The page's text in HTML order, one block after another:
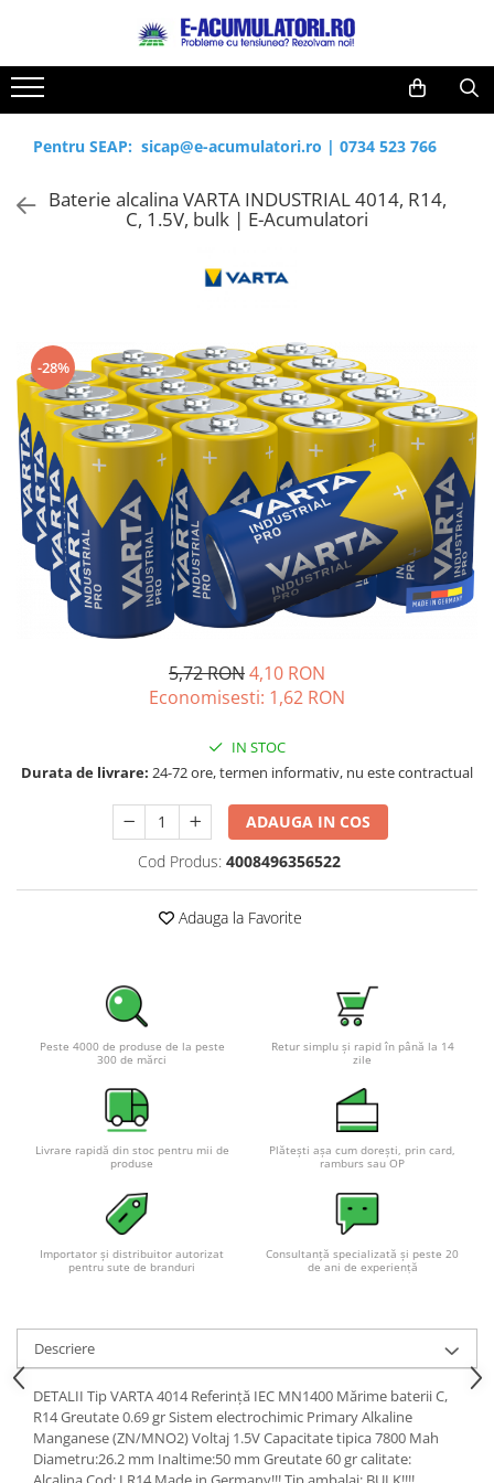
Toate Produsele
Acumulatori, Baterii si Incarcatoare
Uzuale
Baterii alcaline
Accesorii baterii
Baterii Industriale
Acumulatori
Ni-MH
Li-Ion
Incarcatoare acumulatori
Panouri fotovoltaice si accesorii
Panouri fotovoltaice
Sisteme prindere panouri
fotovoltaice
Controlere solare
Convertoare de tensiune
Pachete complete stocare energie
Sisteme de Stocare Comerciale
Sisteme fotovoltaice de putere
mica (rulota/caravan/case de
vacanta)
Sisteme fotovoltaice profesionale
Pachete sisteme fotovoltaice
Statii de incarcare vehicule
electrice
electrice
Prize de incarcare vehicule
electrice
Accesorii
Turbine eoliene pentru casă
Reduceri de vara
Cabluri
Acumulatori
Prelungitoare
Panouri fotovoltaice
UPS
Pentru SEAP: sicap@e-acumulatori.ro | 0734 523 766
Baterie alcalina VARTA INDUSTRIAL 4014, R14,
C, 1.5V, bulk | E-Acumulatori
-28%
5,72 RON4,10 RON
Economisesti: 1,62 RON
IN STOC
Durata de livrare: 24-72 ore, termen informativ, nu este contractual
ADAUGA IN COS
Cod Produs: 4008496356522
Adauga la Favorite
Peste 4000 de produse de la peste
300 de mărci
Retur simplu și rapid în până la 14
zile
Livrare rapidă din stoc pentru mii de
produse
Plătești așa cum dorești, prin card,
ramburs sau OP
Importator și distribuitor autorizat
pentru sute de branduri
Consultanță specializată și peste 20
de ani de experiență
Descriere
DETALII Tip VARTA 4014 Referinţă IEC MN1400 Mărime baterii C,
R14 Greutate 0.69 gr Sistem electrochimic Primary Alkaline
Manganese (ZN/MNO2) Voltaj 1.5V Capacitate tipica 7800 Mah
Diametru:26.2 mm Inaltime:50 mm Greutate 60 gr calitate: